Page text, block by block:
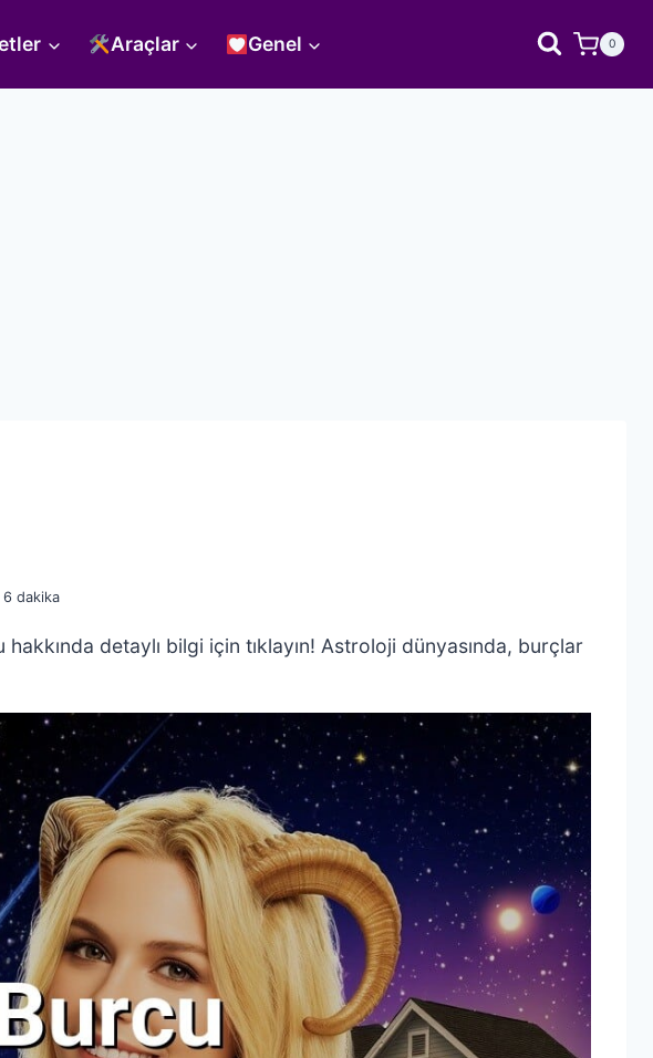
Araçlar Genel 0
6dakika
detaylı bilgi için tıklayın! Astroloji dünyasında, burçlar